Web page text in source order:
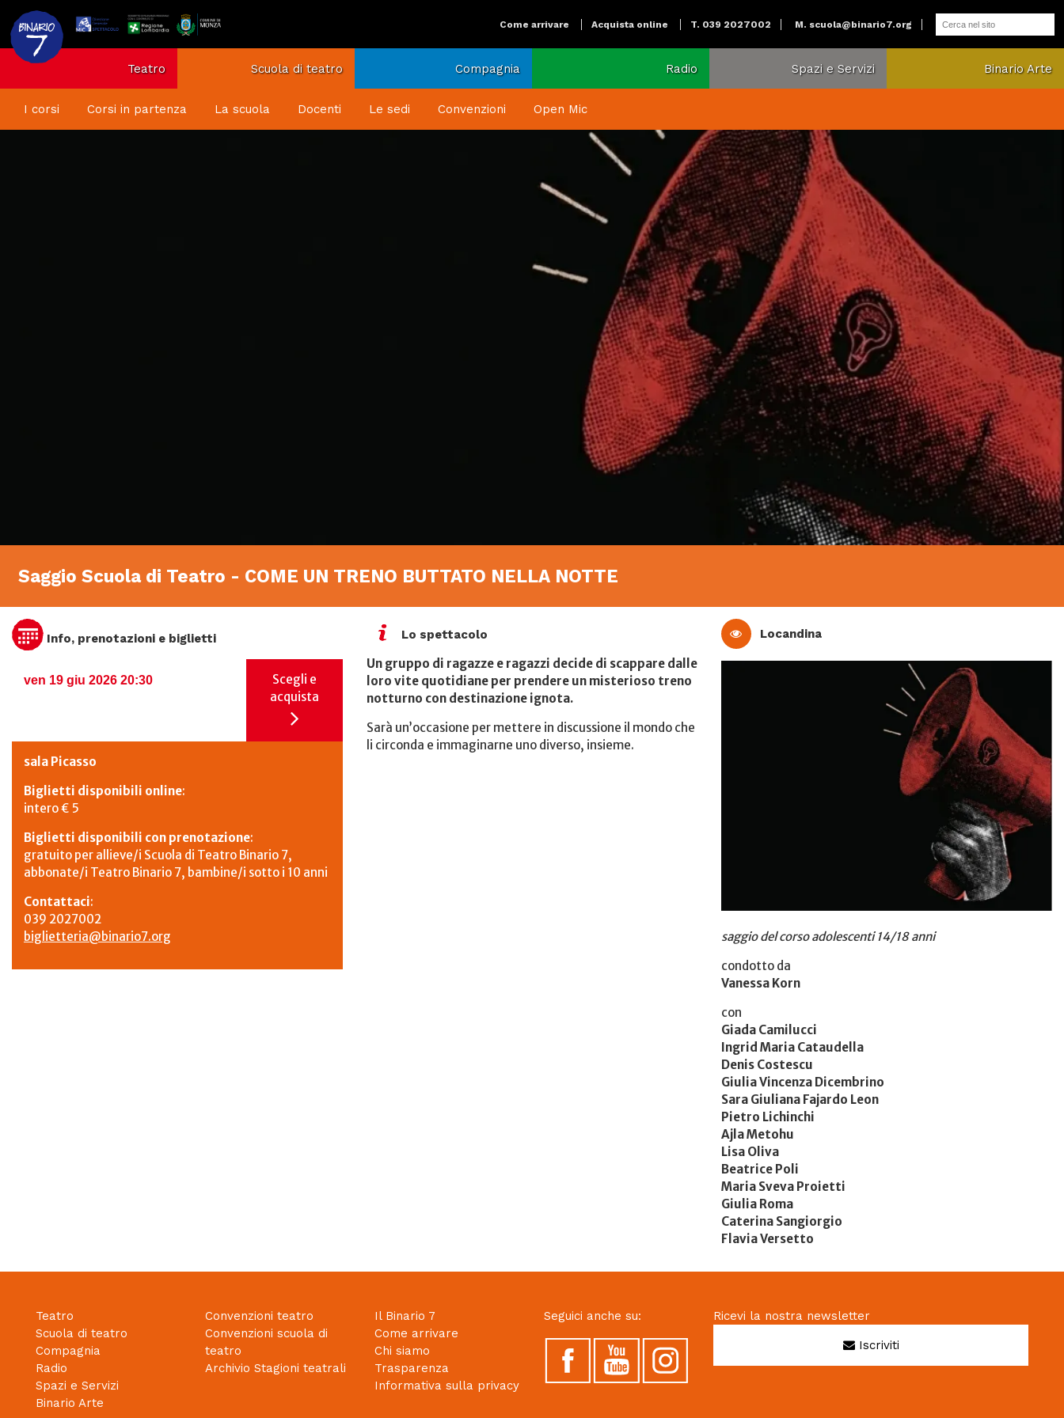
Come arrivare Acquista online T. 039 2027002 M. scuola@binario7.org
Teatro Scuola di teatro Compagnia Radio Spazi e Servizi Binario Arte
I corsi Corsi in partenza La scuola Docenti Le sedi Convenzioni Open Mic
Saggio Scuola di Teatro - COME UN TRENO BUTTATO NELLA NOTTE
Info, prenotazioni e biglietti
ven 19 giu 2026 20:30
Scegli e
acquista
sala Picasso
Biglietti disponibili online:
intero € 5
Biglietti disponibili con prenotazione:
gratuito per allieve/i Scuola di Teatro Binario 7,
abbonate/i Teatro Binario 7, bambine/i sotto i 10 anni
Contattaci:
039 2027002
biglietteria@binario7.org
Lo spettacolo
Un gruppo di ragazze e ragazzi decide di scappare dalle
loro vite quotidiane per prendere un misterioso treno
notturno con destinazione ignota.
Sarà un’occasione per mettere in discussione il mondo che
li circonda e immaginarne uno diverso, insieme.
Locandina
saggio del corso adolescenti 14/18 anni
condotto da
Vanessa Korn
con
Giada Camilucci
Ingrid Maria Cataudella
Denis Costescu
Giulia Vincenza Dicembrino
Sara Giuliana Fajardo Leon
Pietro Lichinchi
Ajla Metohu
Lisa Oliva
Beatrice Poli
Maria Sveva Proietti
Giulia Roma
Caterina Sangiorgio
Flavia Versetto
Teatro
Scuola di teatro
Compagnia
Radio
Spazi e Servizi
Binario Arte
Convenzioni teatro
Convenzioni scuola di
teatro
Archivio Stagioni teatrali
Il Binario 7
Come arrivare
Chi siamo
Trasparenza
Informativa sulla privacy
Seguici anche su: Ricevi la nostra newsletter
Iscriviti